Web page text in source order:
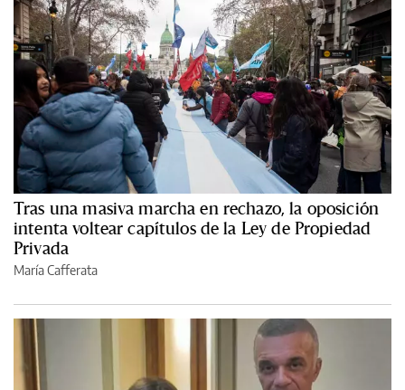
Tras una masiva marcha en rechazo, la oposición
intenta voltear capítulos de la Ley de Propiedad
Privada
María Cafferata